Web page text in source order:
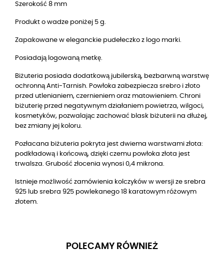
Szerokość 8 mm
Produkt o wadze poniżej 5 g.
Zapakowane w eleganckie pudełeczko z logo marki.
Posiadają logowaną metkę.
Biżuteria posiada dodatkową jubilerską, bezbarwną warstwę
ochronną Anti-Tarnish. Powłoka zabezpiecza srebro i złoto
przed utlenianiem, czernieniem oraz matowieniem. Chroni
biżuterię przed negatywnym działaniem powietrza, wilgoci,
kosmetyków, pozwalając zachować blask biżuterii na dłużej,
bez zmiany jej koloru.
Pozłacana biżuteria pokryta jest dwiema warstwami złota:
podkładową i końcową, dzięki czemu powłoka złota jest
trwalsza. Grubość złocenia wynosi 0,4 mikrona.
Istnieje możliwość zamówienia kolczyków w wersji ze srebra
925 lub srebra 925 powlekanego 18 karatowym różowym
złotem.
POLECAMY RÓWNIEŻ